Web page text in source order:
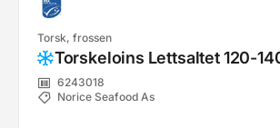
Torsk, frossen
Torskeloins Lettsaltet 120-
6243018
Norice Seafood As